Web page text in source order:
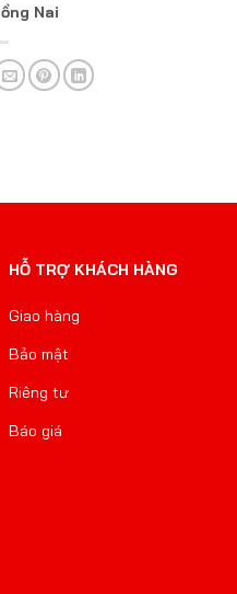
Nai
HỖ TRỢ KHÁCH HÀNG
Giao hàng
Bảo mật
Riêng tư
Báo giá